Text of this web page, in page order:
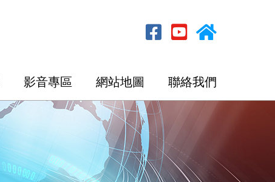
影音專區 網站地圖 聯絡我們